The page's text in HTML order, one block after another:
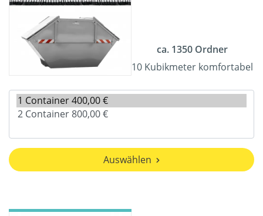
ca. 1350 Ordner
10 Kubikmeter komfortabel
Auswählen